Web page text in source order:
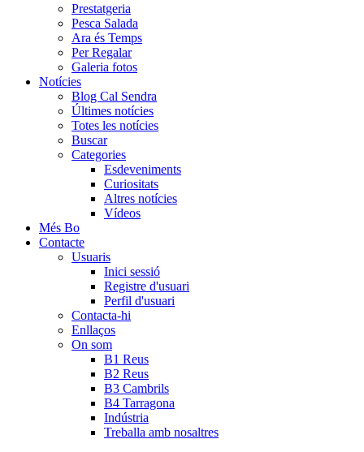
Prestatgeria
Pesca Salada
Ara és Temps
Per Regalar
Galeria fotos
Notícies
Blog Cal Sendra
Últimes notícies
Totes les notícies
Buscar
Categories
Esdeveniments
Curiositats
Altres notícies
Vídeos
Més Bo
Contacte
Usuaris
Inici sessió
Registre d'usuari
Perfil d'usuari
Contacta-hi
Enllaços
On som
B1 Reus
B2 Reus
B3 Cambrils
B4 Tarragona
Indústria
Treballa amb nosaltres